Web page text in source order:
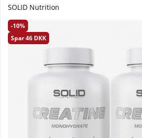
SOLID Nutrition
10
Spar46 DKK
Produktbilleder 2 x SOLID Nutrition